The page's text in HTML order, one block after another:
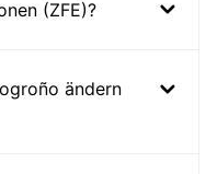
(ZFE)?
ändern